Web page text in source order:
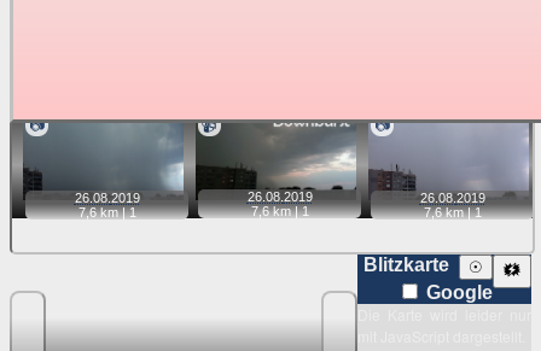
📷
26.08. 2019
7,6 km |1
📹
26.08. 2019
7,6 km |1
📷
26.08.2019
7,6 km |1
Blitzkarte 🗱
☉
Google